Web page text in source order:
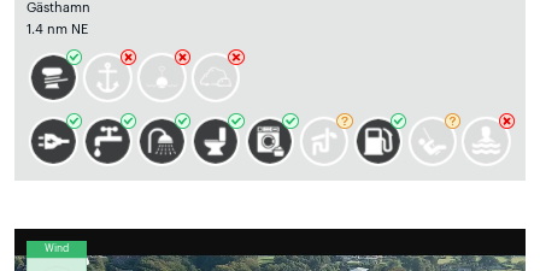
Gästhamn
1.4 nm NE
Wind